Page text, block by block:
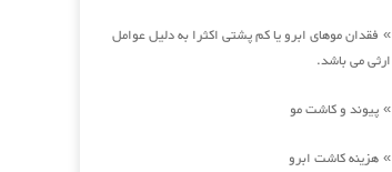
» فقدان موهای ابرو یا کم پشتی اکثرا به دلیل عوامل
ارثی می باشد.
» پیوند و کاشت مو
» هزینه کاشت ابرو